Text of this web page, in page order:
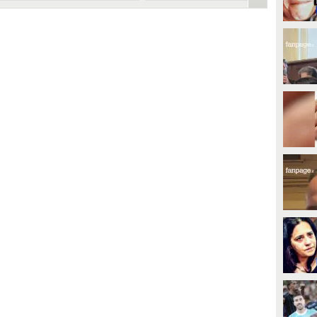
la bambina ferita in
il killer che ferì la piccola
mesi la condanna ad Armando Del
piazza Nazionale, a Napoli, in cui